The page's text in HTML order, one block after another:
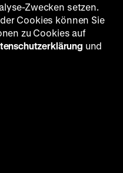
Zwecken setzen.
Cookies können Sie
zu Cookies auf
und